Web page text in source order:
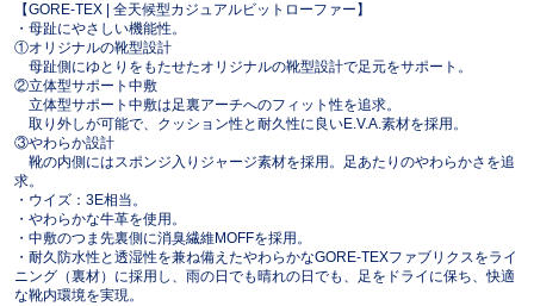
【GORE-TEX | 全天候型カジュアルビットローファー】
・母趾にやさしい機能性。
①オリジナルの靴型設計
母趾側にゆとりをもたせたオリジナルの靴型設計で足元をサポート。
②立体型サポート中敷
立体型サポート中敷は足裏アーチへのフィット性を追求。
取り外しが可能で、クッション性と耐久性に良いE.V.A.素材を採用。
③やわらか設計
靴の内側にはスポンジ入りジャージ素材を採用。足あたりのやわらかさを追
求。
・ウイズ：3E相当。
・やわらかな牛革を使用。
・中敷のつま先裏側に消臭繊維MOFFを採用。
・耐久防水性と透湿性を兼ね備えたやわらかなGORE-TEXファブリクスをライ
ニング（裏材）に採用し、雨の日でも晴れの日でも、足をドライに保ち、快適
な靴内環境を実現。